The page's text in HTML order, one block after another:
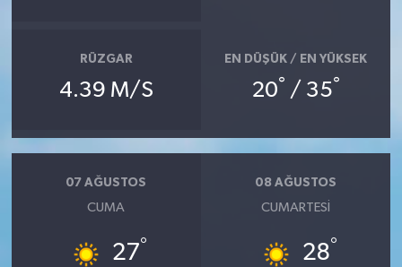
RÜZGAR
4.39 M/S
EN DÜŞÜK / EN YÜKSEK
20° / 35°
07 AĞUSTOS
CUMA
27°
08 AĞUSTOS
CUMARTESI
28°